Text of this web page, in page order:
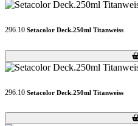
296.10 Setacolor Deck.250ml Titanweiss
Loading...
Loading...
296.10 Setacolor Deck.250ml Titanweiss
Loading...
Loading...